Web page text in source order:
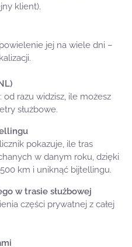
klient).
jej na wiele dni –
razu widzisz, ile możesz
służbowe.
pokazuje, ile tras
w danym roku, dzięki
km i uniknąć bijtellingu.
w trasie służbowej
części prywatnej z całej